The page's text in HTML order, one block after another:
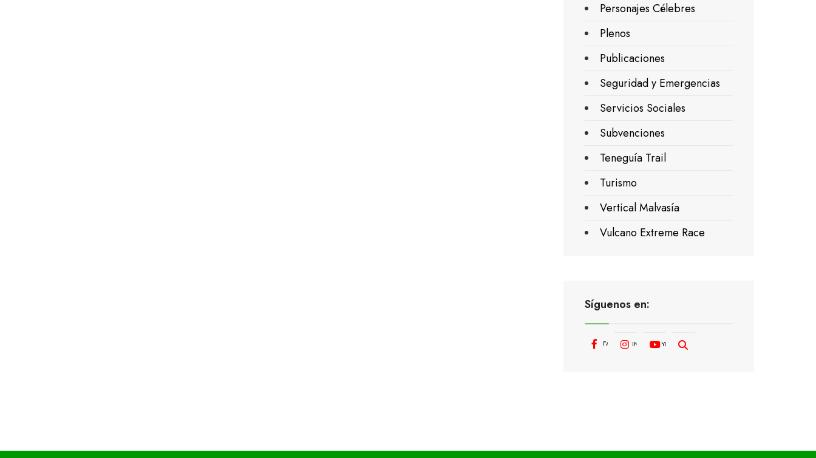
Personajes Célebres
Plenos
Publicaciones
Seguridad y Emergencias
Servicios Sociales
Subvenciones
Teneguía Trail
Turismo
Vertical Malvasía
Vulcano Extreme Race
Síguenos en:
FACEBOOKINSTAGRAMYOUTUBE